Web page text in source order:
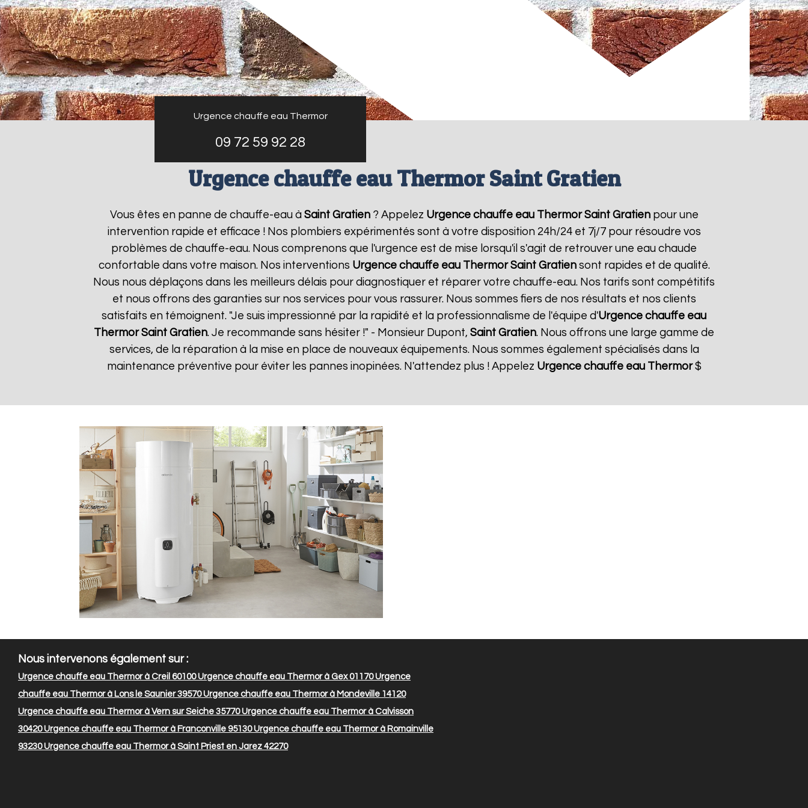
Urgence chauffe eau Thermor
09 72 59 92 28
Urgence chauffe eau Thermor Saint Gratien
Vous êtes en panne de chauffe-eau à Saint Gratien? Appelez Urgence chauffe eau Thermor Saint Gratienpour une
intervention rapide et efficace ! Nos plombiers expérimentés sont à votre disposition 24h/24 et 7j/7 pour résoudre vos
problèmes de chauffe-eau. Nous comprenons que l'urgence est de mise lorsqu'il s'agit de retrouver une eau chaude
confortable dans votre maison. Nos interventions Urgence chauffe eau Thermor Saint Gratiensont rapides et de qualité.
Nous nous déplaçons dans les meilleurs délais pour diagnostiquer et réparer votre chauffe-eau. Nos tarifs sont compétitifs
et nous offrons des garanties sur nos services pour vous rassurer. Nous sommes fiers de nos résultats et nos clients
satisfaits en témoignent. "Je suis impressionné par la rapidité et la professionnalisme de l'équipe d'Urgence chauffe eau
Thermor Saint Gratien. Je recommande sans hésiter !" - Monsieur Dupont, Saint Gratien. Nous offrons une large gamme de
services, de la réparation à la mise en place de nouveaux équipements. Nous sommes également spécialisés dans la
maintenance préventive pour éviter les pannes inopinées. N'attendez plus ! Appelez Urgence chauffe eau Thermor$
Nous intervenons également sur :
Urgence chauffe eau Thermor à Creil 60100Urgence chauffe eau Thermor à Gex 01170Urgence
chauffe eau Thermor à Lons le Saunier 39570Urgence chauffe eau Thermor à Mondeville 14120
Urgence chauffe eau Thermor à Vern sur Seiche 35770Urgence chauffe eau Thermor à Calvisson
30420Urgence chauffe eau Thermor à Franconville 95130Urgence chauffe eau Thermor à Romainville
93230Urgence chauffe eau Thermor à Saint Priest en Jarez 42270